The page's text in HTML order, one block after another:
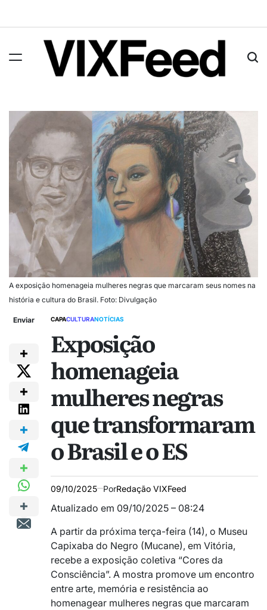
A exposição homenageia mulheres negras que marcaram seus nomes na
história e cultura do Brasil. Foto: Divulgação
Enviar CAPACULTURANOTÍCIAS
Exposição
homenageia
mulheres negras
que transformaram
o Brasil e o ES
09/10/2025 PorRedação VIXFeed
Atualizado em 09/10/2025 – 08:24
A partir da próxima terça-feira (14), o Museu
Capixaba do Negro (Mucane), em Vitória,
recebe a exposição coletiva “Cores da
Consciência”. A mostra promove um encontro
entre arte, memória e resistência ao
homenagear mulheres negras que marcaram